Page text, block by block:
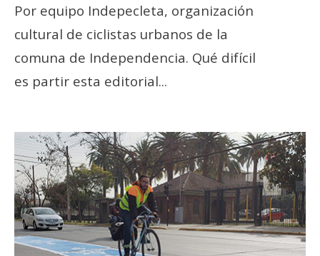
Por equipo Indepecleta, organización
cultural de ciclistas urbanos de la
comuna de Independencia. Qué difícil
es partir esta editorial...